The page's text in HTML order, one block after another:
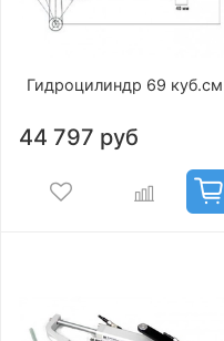
Гидроцилиндр 69 куб.см
44 797 руб